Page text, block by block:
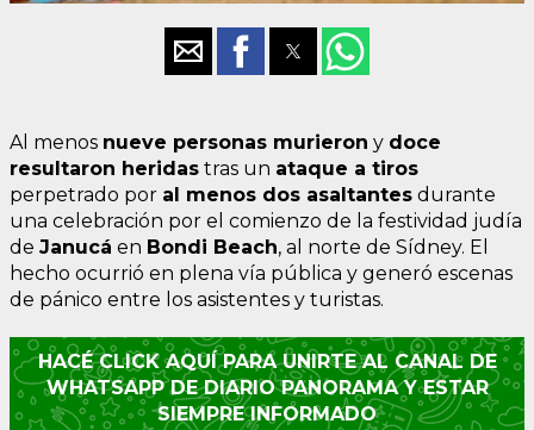
Al menos nueve personas murieron y doce
resultaron heridas tras un ataque a tiros
perpetrado por al menos dos asaltantes durante
una celebración por el comienzo de la festividad judía
de Janucá en Bondi Beach, al norte de Sídney. El
hecho ocurrió en plena vía pública y generó escenas
de pánico entre los asistentes y turistas.
HACÉ CLICK AQUÍ PARA UNIRTE AL CANAL DE
WHATSAPP DE DIARIO PANORAMA Y ESTAR
SIEMPRE INFORMADO